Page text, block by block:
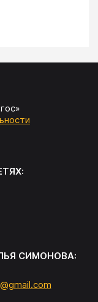
»
СИМОНОВА: